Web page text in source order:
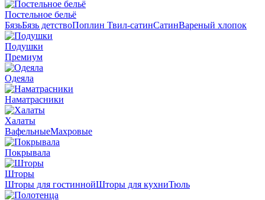
Постельное бельё
БязьБязь детствоПоплин Твил-сатинСатинВареный хлопок
Подушки
Премиум
Одеяла
Наматрасники
Халаты
ВафельныеМахровые
Покрывала
Шторы
Шторы для гостиннойШторы для кухниТюль